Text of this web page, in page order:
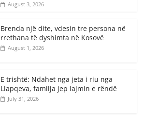
August 3, 2026
Brenda një dite, vdesin tre persona në
rrethana të dyshimta në Kosovë
August 1, 2026
E trishtë: Ndahet nga jeta i riu nga
Llapqeva, familja jep lajmin e rëndë
July 31, 2026